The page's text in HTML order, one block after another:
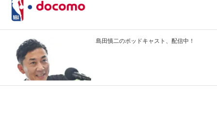
島田慎二のポッドキャスト、配信中！